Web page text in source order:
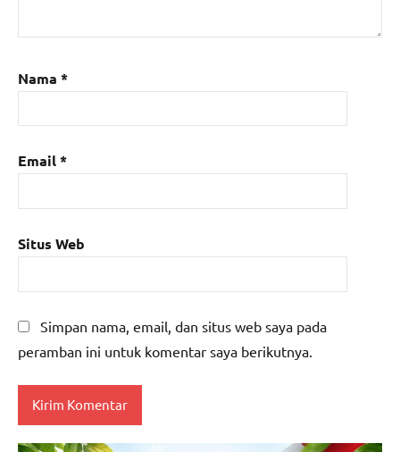
Nama *
Email*
Situs Web
Simpan nama, email, dan situs web saya pada
peramban ini untuk komentar saya berikutnya.